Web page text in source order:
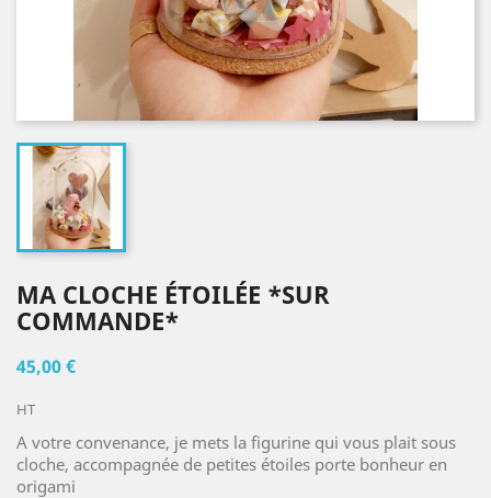
MA CLOCHE ÉTOILÉE *SUR
COMMANDE*
45,00 €
HT
A votre convenance, je mets la figurine qui vous plait sous
cloche, accompagnée de petites étoiles porte bonheur en
origami